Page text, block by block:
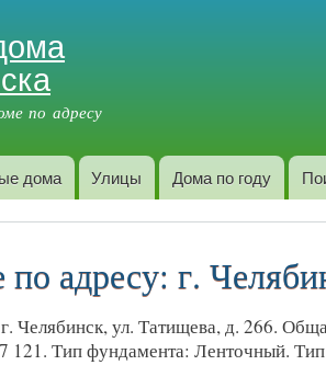
по адресу
дома Улицы Дома по году
адресу: г.
Челябинск, ул. Татищева, д. 266.
121. Тип фундамента: Ленточный.